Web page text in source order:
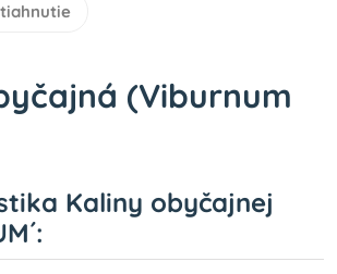
(Viburnum
Kaliny obyčajnej